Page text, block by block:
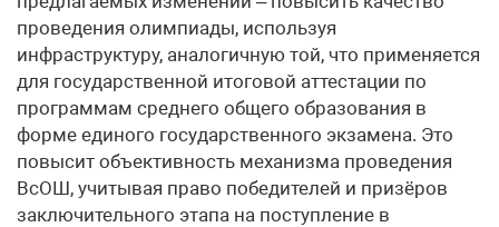
проведения олимпиады, используя
инфраструктуру, аналогичную той, что применяется
для государственной итоговой аттестации по
программам среднего общего образования в
форме единого государственного экзамена. Это
повысит объективность механизма проведения
ВсОШ, учитывая право победителей и призёров
заключительного этапа на поступление в